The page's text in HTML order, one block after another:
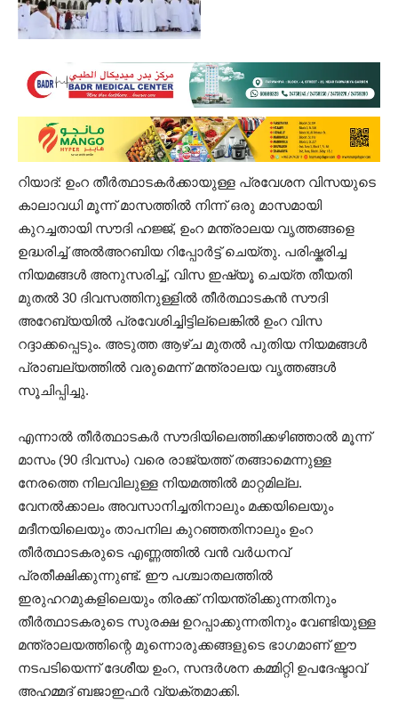
റിയാദ്: ഉംറ തീർത്ഥാടകർക്കായുള്ള പ്രവേശന വിസയുടെ
കാലാവധി മൂന്ന് മാസത്തിൽ നിന്ന് ഒരു മാസമായി
കുറച്ചതായി സൗദി ഹജ്ജ്, ഉംറ മന്ത്രാലയ വൃത്തങ്ങളെ
ഉദ്ധരിച്ച് അൽഅറബിയ റിപ്പോർട്ട് ചെയ്തു. പരിഷ്കരിച്ച
നിയമങ്ങൾ അനുസരിച്ച്, വിസ ഇഷ്യൂ ചെയ്ത തീയതി
മുതൽ 30 ദിവസത്തിനുള്ളിൽ തീർത്ഥാടകൻ സൗദി
അറേബ്യയിൽ പ്രവേശിച്ചിട്ടില്ലെങ്കിൽ ഉംറ വിസ
റദ്ദാക്കപ്പെടും. അടുത്ത ആഴ്ച മുതൽ പുതിയ നിയമങ്ങൾ
പ്രാബല്യത്തിൽ വരുമെന്ന് മന്ത്രാലയ വൃത്തങ്ങൾ
സൂചിപ്പിച്ചു.
എന്നാൽ തീർത്ഥാടകർ സൗദിയിലെത്തിക്കഴിഞ്ഞാൽ മൂന്ന്
മാസം (90 ദിവസം) വരെ രാജ്യത്ത് തങ്ങാമെന്നുള്ള
നേരത്തെ നിലവിലുള്ള നിയമത്തിൽ മാറ്റമില്ല.
വേനൽക്കാലം അവസാനിച്ചതിനാലും മക്കയിലെയും
മദീനയിലെയും താപനില കുറഞ്ഞതിനാലും ഉംറ
തീർത്ഥാടകരുടെ എണ്ണത്തിൽ വൻ വർധനവ്
പ്രതീക്ഷിക്കുന്നുണ്ട്. ഈ പശ്ചാതലത്തിൽ
ഇരുഹറമുകളിലെയും തിരക്ക് നിയന്ത്രിക്കുന്നതിനും
തീർത്ഥാടകരുടെ സുരക്ഷ ഉറപ്പാക്കുന്നതിനും വേണ്ടിയുള്ള
മന്ത്രാലയത്തിന്റെ മുന്നൊരുക്കങ്ങളുടെ ഭാഗമാണ് ഈ
നടപടിയെന്ന് ദേശീയ ഉംറ, സന്ദർശന കമ്മിറ്റി ഉപദേഷ്ടാവ്
അഹമ്മദ് ബജാഇഫർ വ്യക്തമാക്കി.